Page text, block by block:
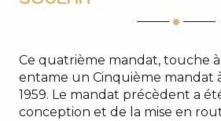
Ce quatrième mandat, touche
entame un Cinquième mandat
1959. Le mandat précèdent a
conception et de la mise en